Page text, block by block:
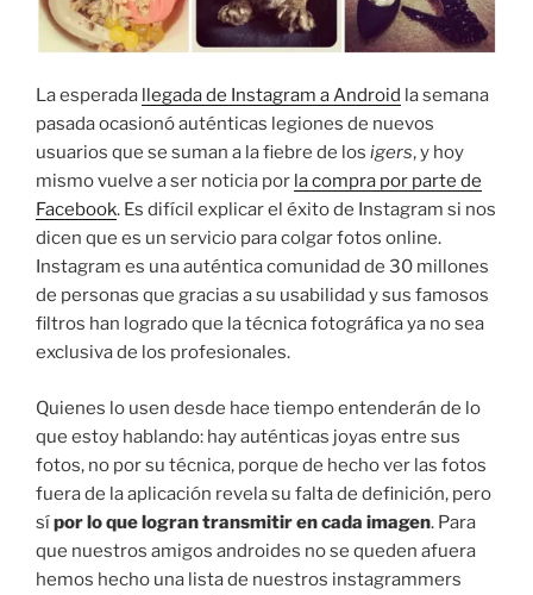
La esperada llegada de Instagram a Android la semana
pasada ocasionó auténticas legiones de nuevos
usuarios que se suman a la fiebre de los igers, y hoy
mismo vuelve a ser noticia por la compra por parte de
Facebook. Es difícil explicar el éxito de Instagram si nos
dicen que es un servicio para colgar fotos online.
Instagram es una auténtica comunidad de 30 millones
de personas que gracias a su usabilidad y sus famosos
filtros han logrado que la técnica fotográfica ya no sea
exclusiva de los profesionales.
Quienes lo usen desde hace tiempo entenderán de lo
que estoy hablando: hay auténticas joyas entre sus
fotos, no por su técnica, porque de hecho ver las fotos
fuera de la aplicación revela su falta de definición, pero
sípor lo que logran transmitir en cada imagen. Para
que nuestros amigos androides no se queden afuera
hemos hecho una lista de nuestros instagrammers